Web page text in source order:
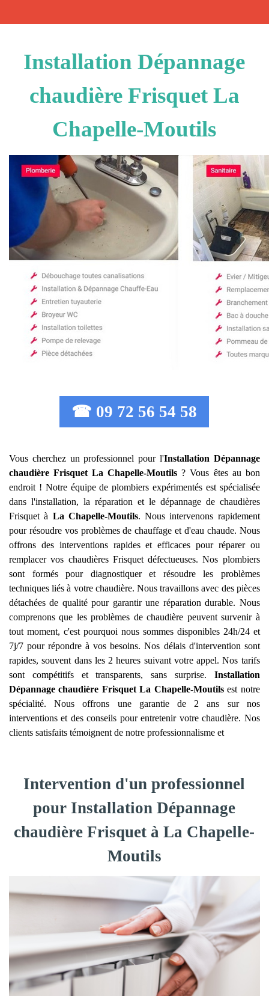
Installation Dépannage
chaudière Frisquet La
Chapelle-Moutils
☎ 09 72 56 54 58
Vous cherchez un professionnel pour l'Installation Dépannage
chaudière Frisquet La Chapelle-Moutils ? Vous êtes au bon
endroit ! Notre équipe de plombiers expérimentés est spécialisée
dans l'installation, la réparation et le dépannage de chaudières
Frisquet à La Chapelle-Moutils. Nous intervenons rapidement
pour résoudre vos problèmes de chauffage et d'eau chaude. Nous
offrons des interventions rapides et efficaces pour réparer ou
remplacer vos chaudières Frisquet défectueuses. Nos plombiers
sont formés pour diagnostiquer et résoudre les problèmes
techniques liés à votre chaudière. Nous travaillons avec des pièces
détachées de qualité pour garantir une réparation durable. Nous
comprenons que les problèmes de chaudière peuvent survenir à
tout moment, c'est pourquoi nous sommes disponibles 24h/24 et
7j/7 pour répondre à vos besoins. Nos délais d'intervention sont
rapides, souvent dans les 2 heures suivant votre appel. Nos tarifs
sont compétitifs et transparents, sans surprise. Installation
Dépannage chaudière Frisquet La Chapelle-Moutilsest notre
spécialité. Nous offrons une garantie de 2 ans sur nos
interventions et des conseils pour entretenir votre chaudière. Nos
clients satisfaits témoignent de notre professionnalisme et
Intervention d'un professionnel
pour Installation Dépannage
chaudière Frisquet à La Chapelle-
Moutils